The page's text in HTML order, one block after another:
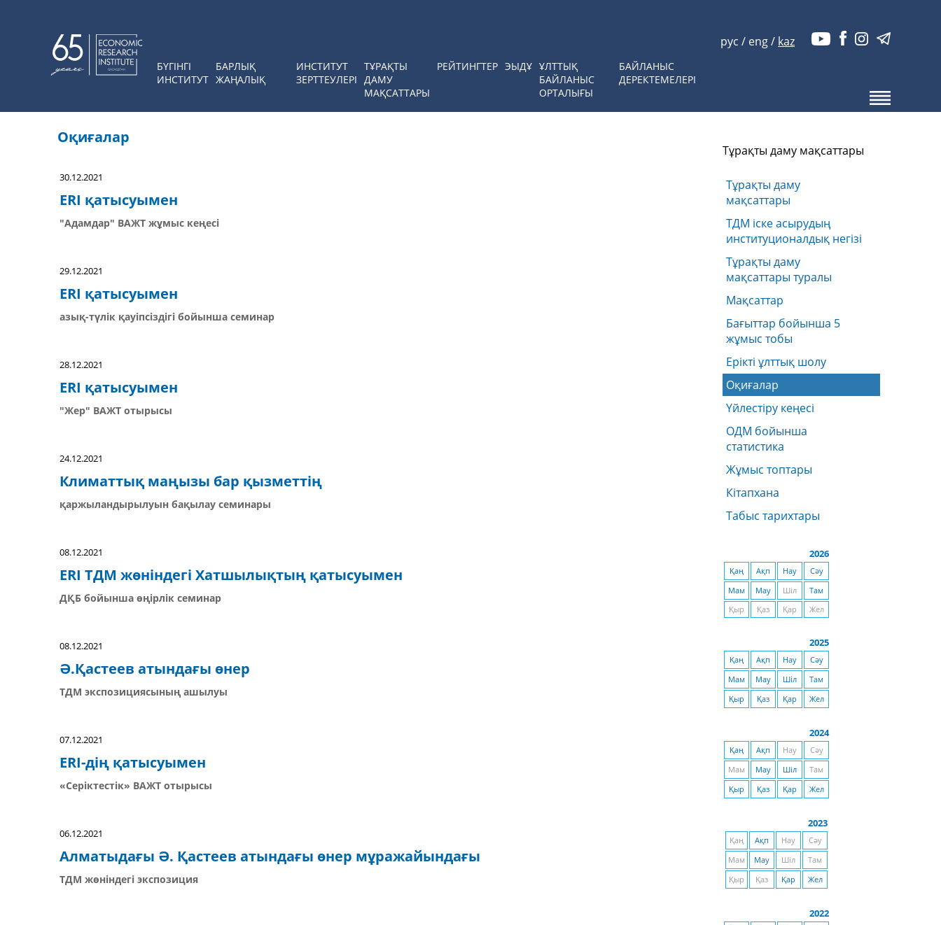
БҮГІНГІ
ИНСТИТУТ
БАРЛЫҚ
ЖАҢАЛЫҚ
ИНСТИТУТ
ЗЕРТТЕУЛЕРІ
ТҰРАҚТЫ
ДАМУ
МАҚСАТТАРЫ
РЕЙТИНГТЕР ЭЫДҰ ҰЛТТЫҚ
БАЙЛАНЫС
ОРТАЛЫҒЫ
БАЙЛАНЫС
ДЕРЕКТЕМЕЛЕРІ
рус / eng/ kaz
Оқиғалар
30.12.2021
ERI қатысуымен
"Адамдар" ВАЖТ жұмыс кеңесі
29.12.2021
ERI қатысуымен
азық-түлік қауіпсіздігі бойынша семинар
28.12.2021
ERI қатысуымен
"Жер" ВАЖТ отырысы
24.12.2021
Климаттық маңызы бар қызметтің
қаржыландырылуын бақылау семинары
08.12.2021
ERI ТДМ жөніндегі Хатшылықтың қатысуымен
ДҚБ бойынша өңірлік семинар
08.12.2021
Ә.Қастеев атындағы өнер
ТДМ экспозициясының ашылуы
07.12.2021
ERI-дің қатысуымен
«Серіктестік» ВАЖТ отырысы
06.12.2021
Алматыдағы Ә. Қастеев атындағы өнер мұражайындағы
ТДМ жөніндегі экспозиция
Тұрақты даму мақсаттары
Тұрақты даму
мақсаттары
ТДМ іске асырудың
институционалдық негізі
Тұрақты даму
мақсаттары туралы
Мақсаттар
Бағыттар бойынша 5
жұмыс тобы
Ерікті ұлттық шолу
Оқиғалар
Үйлестіру кеңесі
ОДМ бойынша
статистика
Жұмыс топтары
Кітапхана
Табыс тарихтары
2026
Қаң Ақп Нау
Сәу
Мам
Мау Шіл
Там
Қыр
Қаз Қар Жел
2025
Қаң Ақп Нау
Сәу
Мам
Мау Шіл
Там
Қыр
Қаз Қар Жел
2024
Қаң Ақп Нау
Сәу
Мам
Мау Шіл
Там
Қыр
Қаз Қар Жел
2023
Қаң Ақп Нау
Сәу
Мам
Мау Шіл
Там
Қыр
Қаз Қар Жел
2022